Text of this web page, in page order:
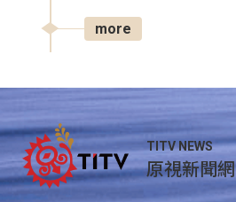
more
TITV NEWS
原視新聞網